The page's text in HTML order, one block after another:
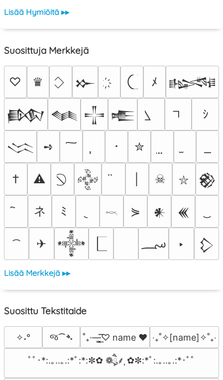
Lisää Hymiöitä ▸▸
Suosittuja Merkkejä
♡ ♛ 𒁍 ﾒ 𒈙
𒁃 𒈝 𒋲 𒍫 ｼ
𒈱 ➺ ･ ✮
† ⚠ 𒅒 ☠ ⛥ 𒆙
ネ ﾐ 𓎖 ⋟ 𒀭 𒌍
✈ 𒀱 ؄ ‣ 𒁷
Lisää Merkkejä ▸▸
Suosittu Tekstitaide
✧˖° જ⁀➴ ˚₊·—̳͟͞͞♡ name ♥️ ‎‧₊˚✧[name]✧˚₊‧
ﾟﾟ･*:.｡..｡.:*ﾟ:*:✼✿ ❁ཻུ۪۪⸙͎ ✿✼:*ﾟ:.｡..｡.:*･ﾟﾟ